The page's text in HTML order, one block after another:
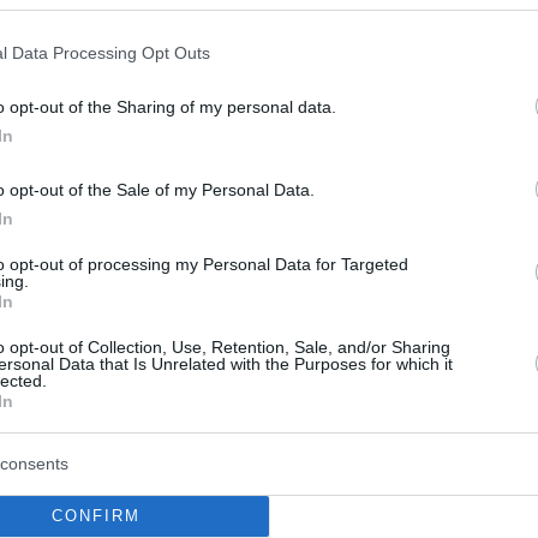
Data Processing Opt Outs
opt-out of the Sharing of my personal data.
opt-out of the Sale of my Personal Data.
opt-out of processing my Personal Data for Targeted
opt-out of Collection, Use, Retention, Sale, and/or Sharing
Data that Is Unrelated with the Purposes for which it
CONFIRM
und 4 Rebounds für
Leistung und das Team hatte 82-80. Was
Namen „Mr.Cold as Ice“! ?❄️?
mit 15 Punkten und 4 Assists, während
15 Punkten für Bamberg erzielten.
für Bayreuth, Nate Linhart mit Andreas